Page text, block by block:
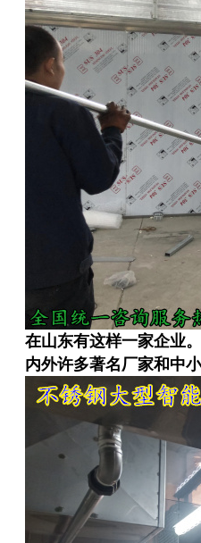
在山东有这样一家企业
内外许多著名厂家和中